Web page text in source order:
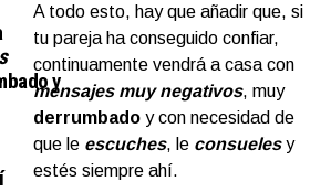
y
A todo esto, hay que añadir que, si
tu pareja ha conseguido confiar,
continuamente vendrá a casa con
mensajes muy negativos, muy
derrumbado y con necesidad de
que le escuches, le consuelesy
estés siempre ahí.